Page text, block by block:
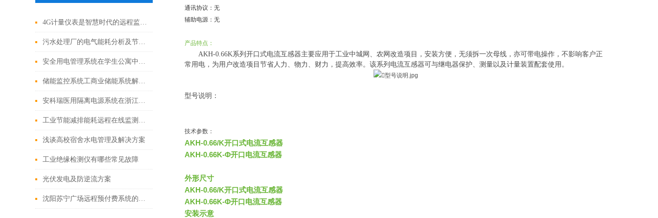
4G计量仪表是智慧时代的远程监测新篇章
污水处理厂的电气能耗分析及节能降耗实施方案
安全用电管理系统在学生公寓中的应用
储能监控系统工商业储能系统解决方案
安科瑞医用隔离电源系统在浙江某医院项目中的应用
工业节能减排能耗远程在线监测系统
浅谈高校宿舍水电管理及解决方案
工业绝缘检测仪有哪些常见故障
光伏发电及防逆流方案
沈阳苏宁广场远程预付费系统的研究与应用
通讯协议：无
辅助电源：无
产品特点：
AKH-0.66K系列开口式电流互感器主要应用于工业中城网、农网改造项目，安装方便，无须拆一次母线，亦可带电操作，不影响客户正
常用电，为用户改造项目节省人力、物力、财力，提高效率。该系列电流互感器可与继电器保护、测量以及计量装置配套使用。
型号说明：
技术参数：
AKH-0.66/K开口式电流互感器
AKH-0.66K-Φ开口电流互感器
外形尺寸
AKH-0.66/K开口式电流互感器
AKH-0.66K-Φ开口电流互感器
安装示意